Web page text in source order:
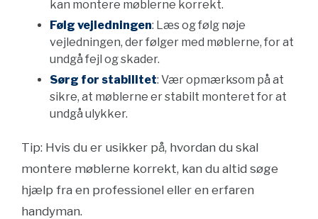
kan montere møblerne korrekt.
Følg vejledningen: Læs og følg nøje
vejledningen, der følger med møblerne, for at
undgå fejl og skader.
Sørg for stabilitet: Vær opmærksom på at
sikre, at møblerne er stabilt monteret for at
undgå ulykker.
Tip: Hvis du er usikker på, hvordan du skal
montere møblerne korrekt, kan du altid søge
hjælp fra en professionel eller en erfaren
handyman.